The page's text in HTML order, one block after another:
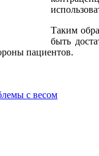
Таким
быть
пациентов.
с весом